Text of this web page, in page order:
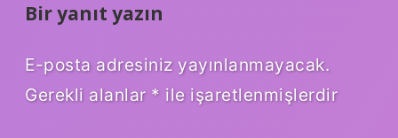
Bir yanıt yazın
E-posta adresiniz yayınlanmayacak.
Gerekli alanlar * ile işaretlenmişlerdir